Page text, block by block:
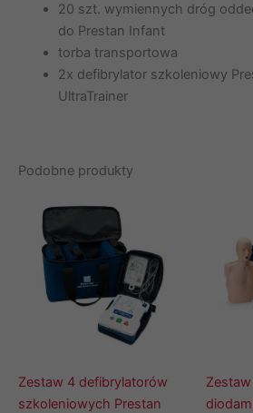
20 szt. wymiennych dróg
do Prestan Infant
torba transportowa
2x defibrylator szkoleniowy
UltraTrainer
Podobne produkty
Zestaw 4 defibrylatorów
szkoleniowych Prestan